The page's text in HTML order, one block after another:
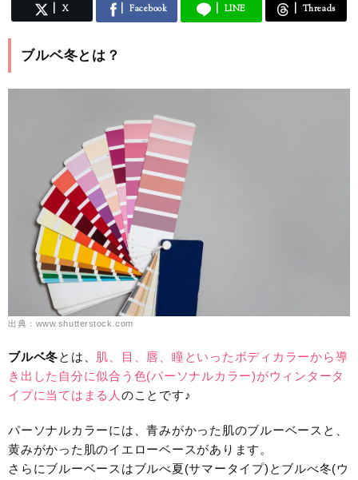
X Facebook LINE Threads
ブルベ冬とは？
出典：www.shutterstock.com
ブルベ冬とは、 肌、目、唇、瞳といったボディカラーから導
き出した自分に似合う色(パーソナルカラー)がウィンタータ
イプに当てはまる人 のことです♪
パーソナルカラーには、青みがかった肌のブルーベースと、
黄みがかった肌のイエローベースがあります。
さらにブルーベースはブルべ夏(サマータイプ)とブルべ冬(ウ